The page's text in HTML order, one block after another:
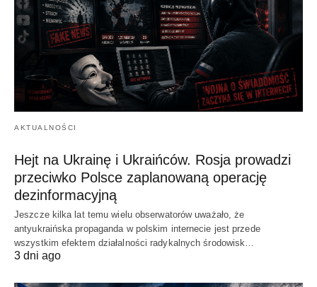
AKTUALNOŚCI
Hejt na Ukrainę i Ukraińców. Rosja prowadzi
przeciwko Polsce zaplanowaną operację
dezinformacyjną
Jeszcze kilka lat temu wielu obserwatorów uważało, że
antyukraińska propaganda w polskim internecie jest przede
wszystkim efektem działalności radykalnych środowisk…
3 dni ago